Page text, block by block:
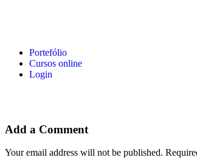
Portefólio
Cursos online
Login
Add a Comment
Your email address will not be published.